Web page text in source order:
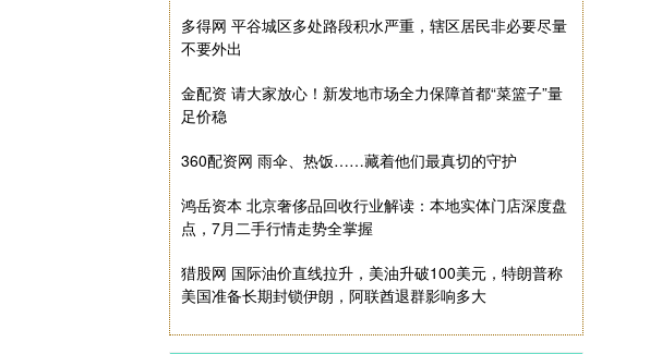
多得网 平谷城区多处路段积水严重，辖区居民非必要尽量
不要外出
金配资 请大家放心！新发地市场全力保障首都“菜篮子”量
足价稳
360配资网 雨伞、热饭……藏着他们最真切的守护
鸿岳资本 北京奢侈品回收行业解读：本地实体门店深度盘
点，7月二手行情走势全掌握
猎股网 国际油价直线拉升，美油升破100美元，特朗普称
美国准备长期封锁伊朗，阿联酋退群影响多大